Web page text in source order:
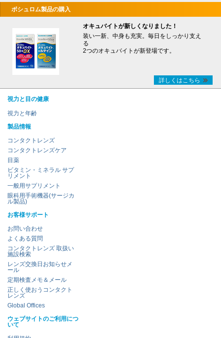
ボシュロム製品の購入
オキュバイトが新しくなりました！
装い一新、中身も充実。毎日をしっかり支え
る
2つのオキュバイトが新登場です。
詳しくはこちら
視力と目の健康
視力と年齢
製品情報
コンタクトレンズ
コンタクトレンズケア
目薬
ビタミン・ミネラル サプ
リメント
一般用サプリメント
眼科用手術機器(サージカ
ル製品)
お客様サポート
お問い合わせ
よくある質問
コンタクトレンズ 取扱い
施設検索
レンズ交換日お知らせメ
ール
定期検査メモ＆メール
正しく使おうコンタクト
レンズ
Global Offices
ウェブサイトのご利用につ
いて